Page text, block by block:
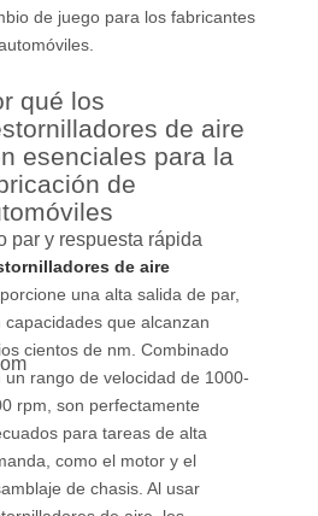
de juego para los fabricantes
qué los
de aire
esenciales para la
de
par y respuesta rápida
de aire
una alta salida de par,
capacidades que alcanzan
cientos de nm. Combinado
un rango de velocidad de 1000-
rpm, son perfectamente
para tareas de alta
como el motor y el
de chasis. Al usar